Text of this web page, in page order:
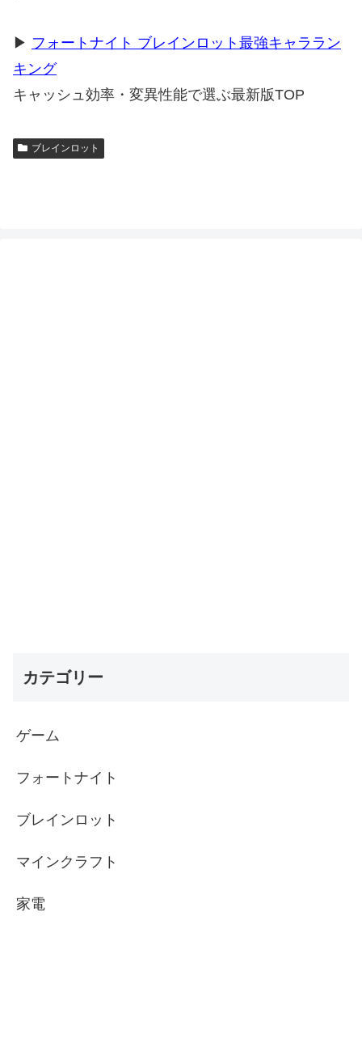
▶ フォートナイト ブレインロット最強キャララン
キング
キャッシュ効率・変異性能で選ぶ最新版TOP
ブレインロット
カテゴリー
ゲーム
フォートナイト
ブレインロット
マインクラフト
家電